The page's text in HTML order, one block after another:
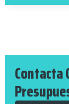
Contacta